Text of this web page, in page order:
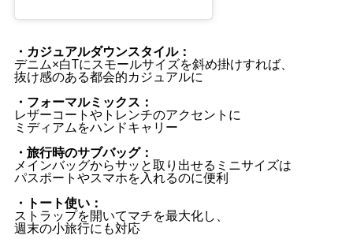
・カジュアルダウンスタイル：
デニム×白Tにスモールサイズを斜め掛けすれば、
抜け感のある都会的カジュアルに
・フォーマルミックス：
レザーコートやトレンチのアクセントに
ミディアムをハンドキャリー
・旅行時のサブバッグ：
メインバッグからサッと取り出せるミニサイズは
パスポートやスマホを入れるのに便利
・トート使い：
ストラップを開いてマチを最大化し、
週末の小旅行にも対応